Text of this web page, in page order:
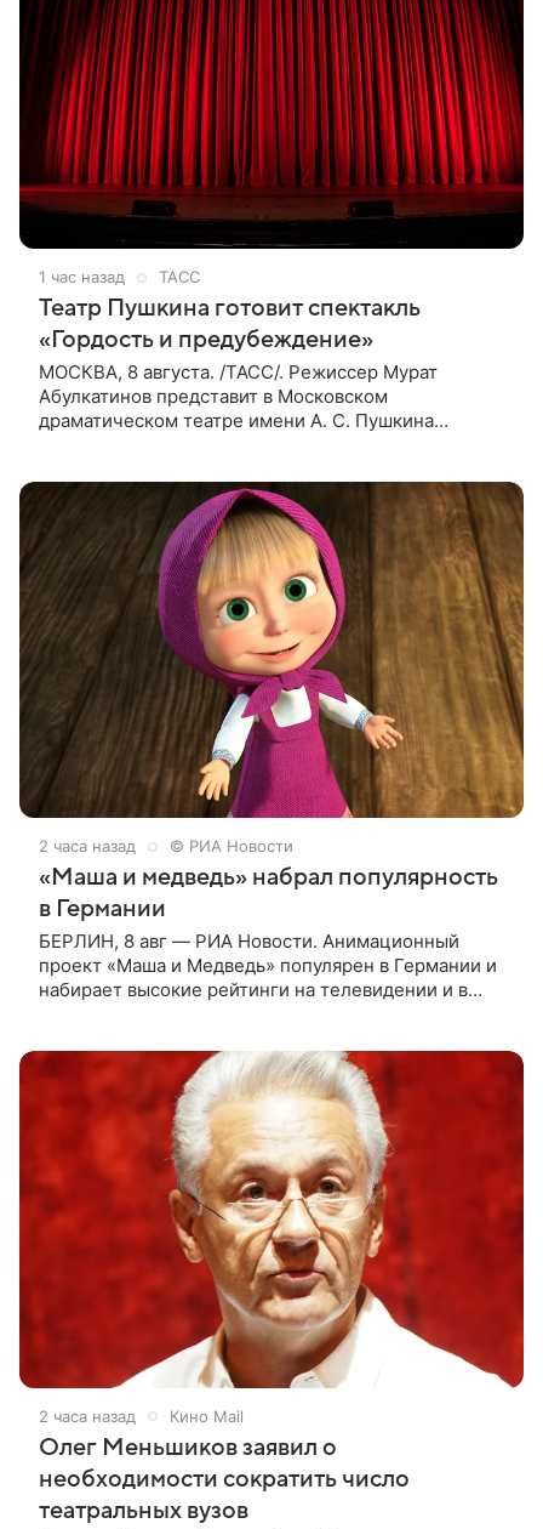
1 час назад ТАСС
Театр Пушкина готовит спектакль
«Гордость и предубеждение»
МОСКВА, 8 августа. /ТАСС/. Режиссер Мурат
Абулкатинов представит в Московском
драматическом театре имени А. С. Пушкина
2 часа назад © РИА Новости
«Маша и медведь» набрал популярность
в Германии
БЕРЛИН, 8 авг — РИА Новости. Анимационный
проект «Маша и Медведь» популярен в Германии и
набирает высокие рейтинги на телевидении и в
2 часа назад Кино Mail
Олег Меньшиков заявил о
необходимости сократить число
театральных вузов